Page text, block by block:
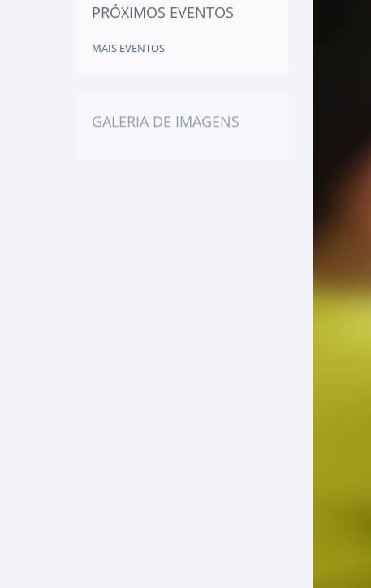
PRÓXIMOS EVENTOS
MAIS EVENTOS
GALERIA DE IMAGENS